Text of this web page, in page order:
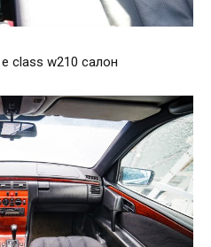
class w210 салон